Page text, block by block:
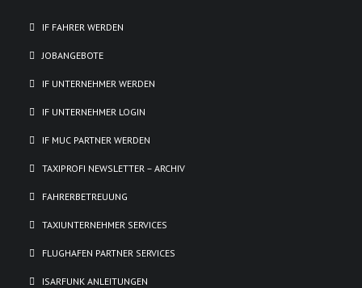
IF FAHRER WERDEN
JOBANGEBOTE
IF UNTERNEHMER WERDEN
IF UNTERNEHMER LOGIN
IF MUC PARTNER WERDEN
TAXIPROFI NEWSLETTER – ARCHIV
FAHRERBETREUUNG
TAXIUNTERNEHMER SERVICES
FLUGHAFEN PARTNER SERVICES
ISARFUNK ANLEITUNGEN